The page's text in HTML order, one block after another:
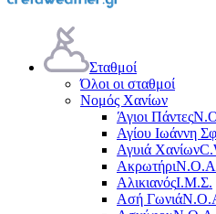
Σταθμοί
Όλοι οι σταθμοί
Νομός Χανίων
Άγιοι Πάντες
Αγίου Ιωάννη
Αγυιά Χανίων
Ακρωτήρι
ΑλικιανόςΙ.Μ.Σ.
Ασή Γωνιά